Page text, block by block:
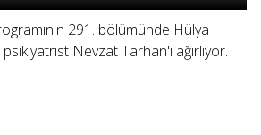
291. bölümünde Hülya
Nevzat Tarhan'ı ağırlıyor.